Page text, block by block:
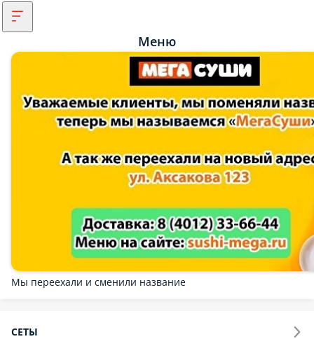
Меню
Мы переехали и сменили название
СЕТЫ